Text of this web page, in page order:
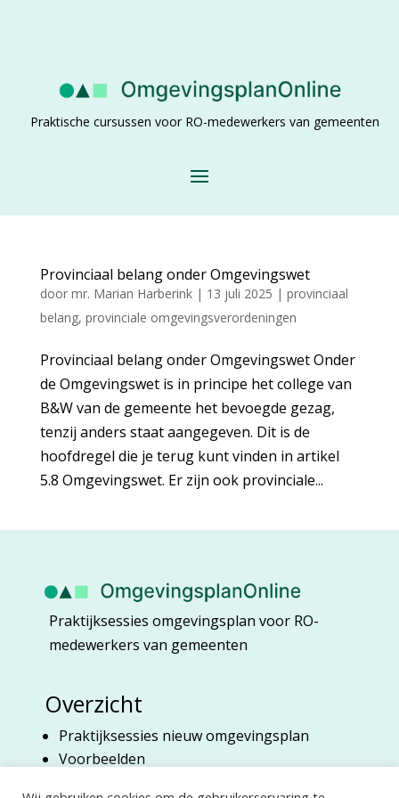
Praktische cursussen voor RO-medewerkers van gemeenten
Provinciaal belang onder Omgevingswet
door mr. Marian Harberink| 13 juli 2025 | provinciaal
belang, provinciale omgevingsverordeningen
Provinciaal belang onder Omgevingswet Onder
de Omgevingswet is in principe het college van
B&W van de gemeente het bevoegde gezag,
tenzij anders staat aangegeven. Dit is de
hoofdregel die je terug kunt vinden in artikel
5.8 Omgevingswet. Er zijn ook provinciale...
Praktijksessies omgevingsplan voor RO-
medewerkers van gemeenten
Overzicht
Praktijksessies nieuw omgevingsplan
Voorbeelden